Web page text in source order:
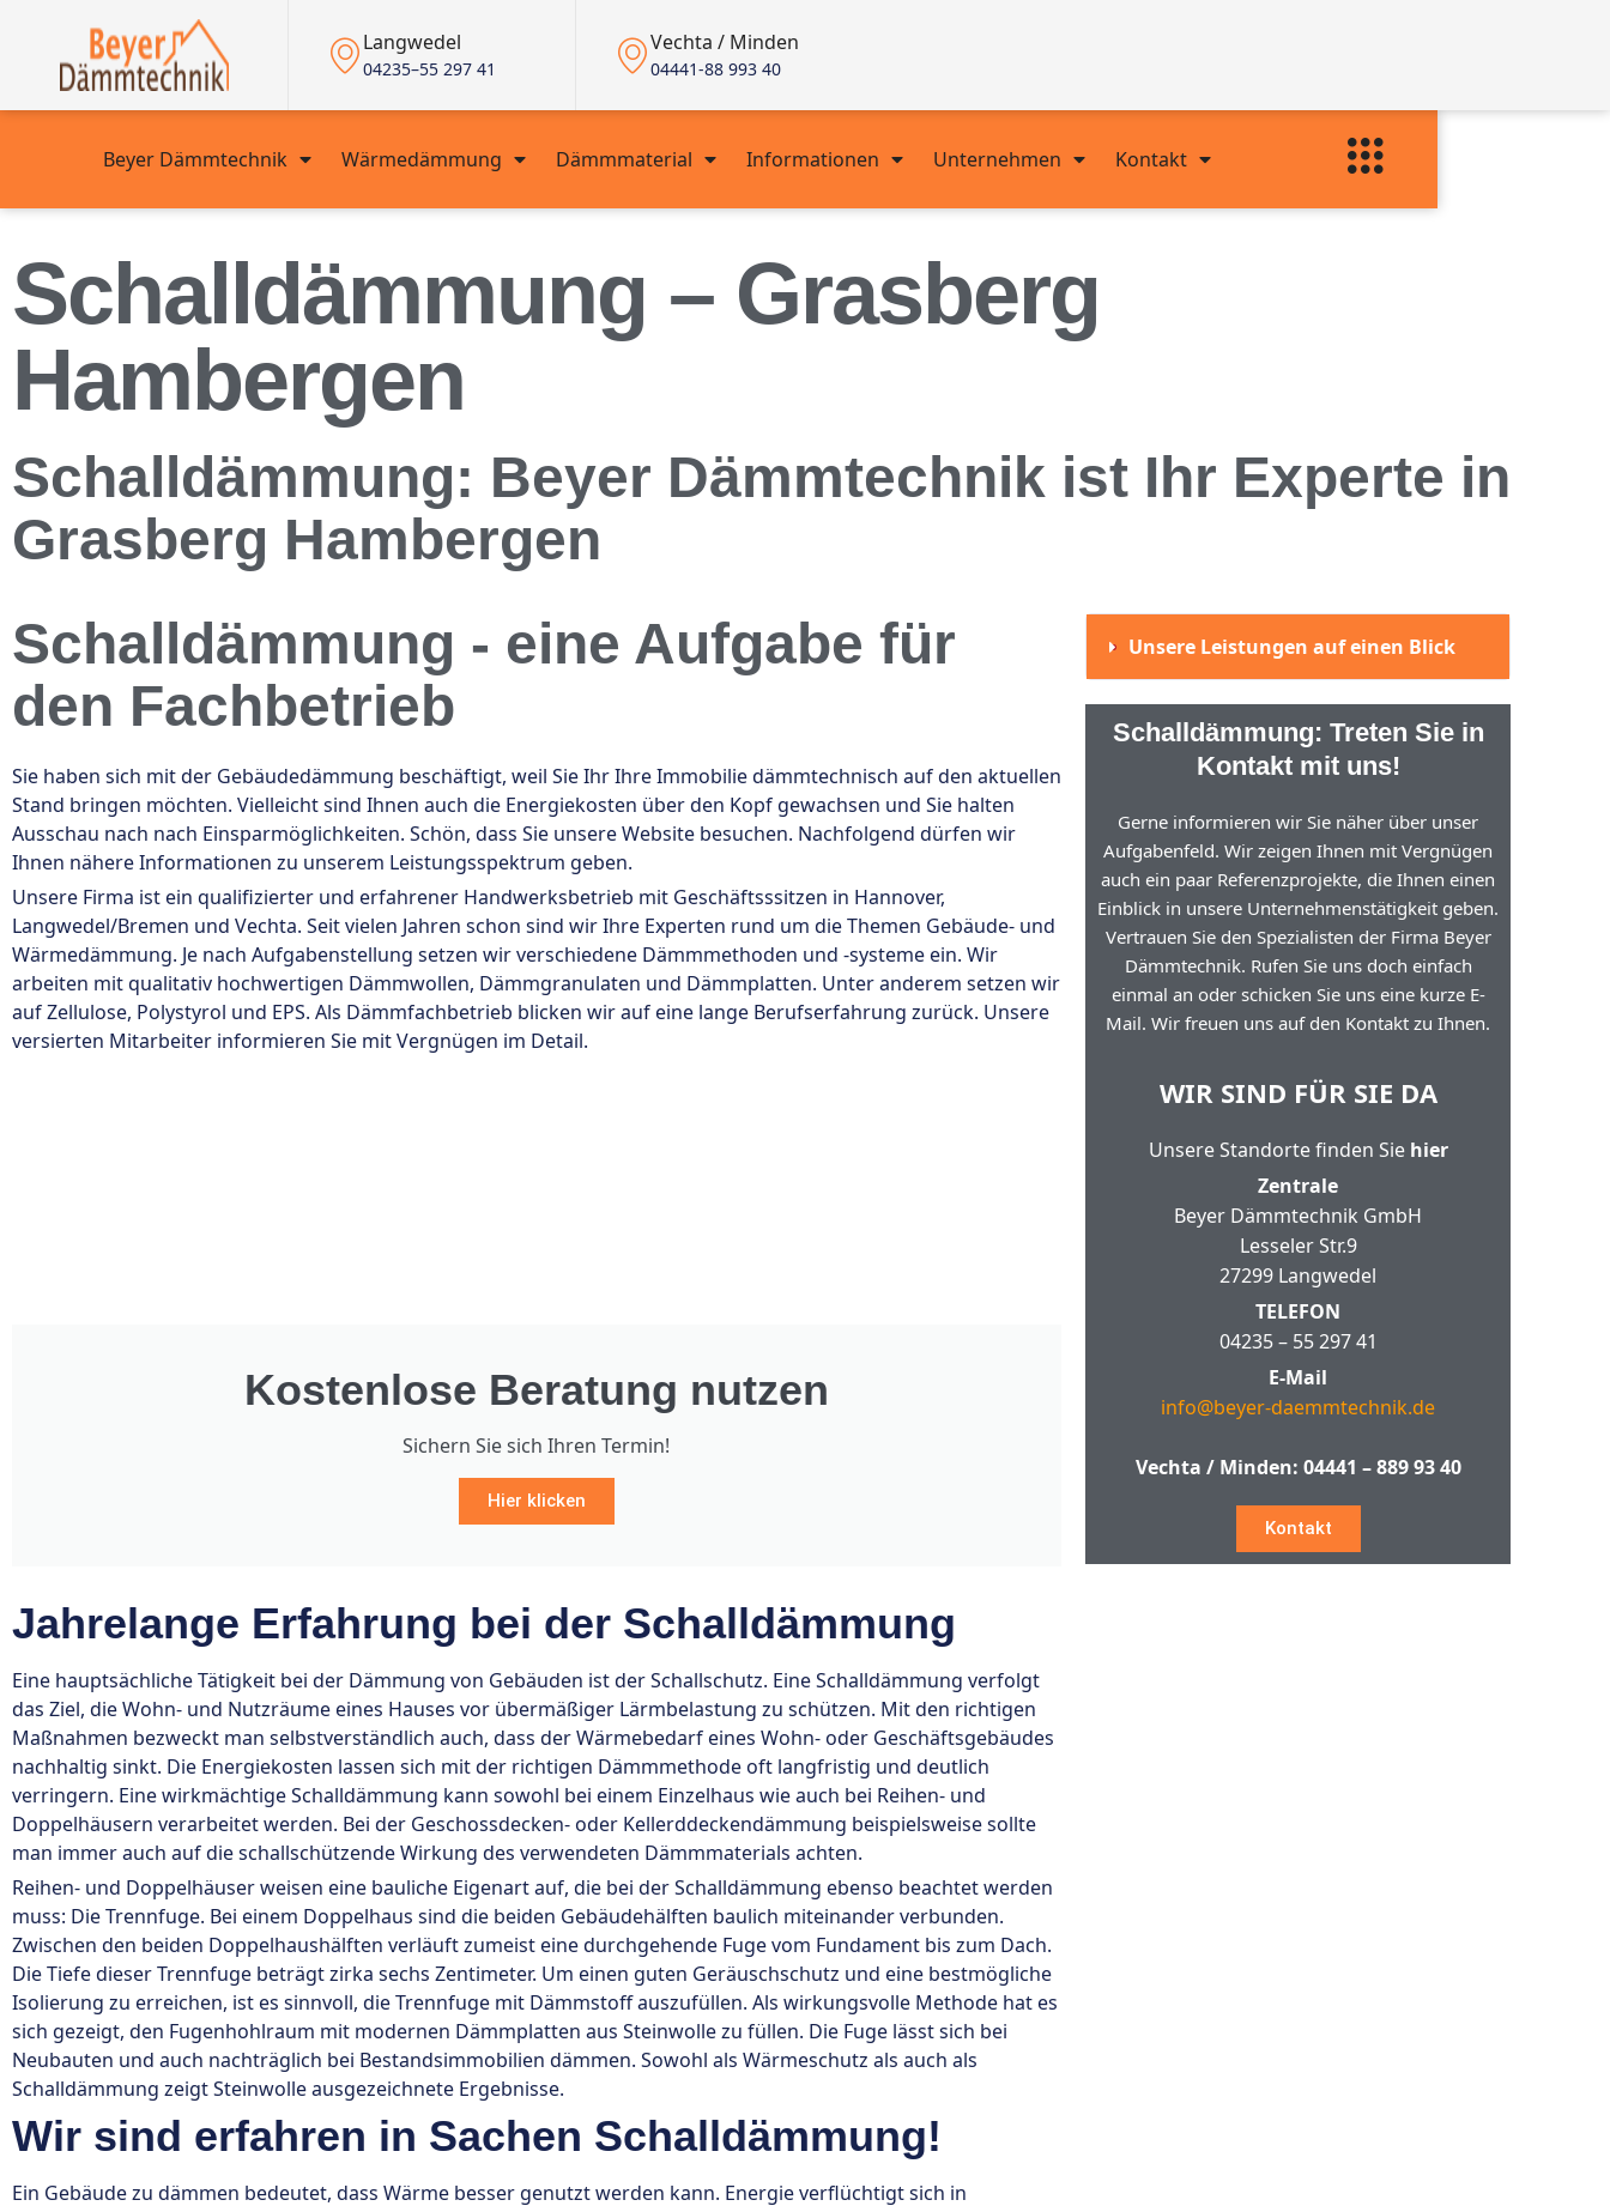
Langwedel
04235–55 297 41
Vechta / Minden
04441-88 993 40
Beyer Dämmtechnik Wärmedämmung Dämmmaterial Informationen Unternehmen Kontakt
Schalldämmung – Grasberg
Hambergen
Schalldämmung: Beyer Dämmtechnik ist Ihr Experte in
Grasberg Hambergen
Schalldämmung - eine Aufgabe für
den Fachbetrieb
Sie haben sich mit der Gebäudedämmung beschäftigt, weil Sie Ihr Ihre Immobilie dämmtechnisch auf den aktuellen
Stand bringen möchten. Vielleicht sind Ihnen auch die Energiekosten über den Kopf gewachsen und Sie halten
Ausschau nach nach Einsparmöglichkeiten. Schön, dass Sie unsere Website besuchen. Nachfolgend dürfen wir
Ihnen nähere Informationen zu unserem Leistungsspektrum geben.
Unsere Firma ist ein qualifizierter und erfahrener Handwerksbetrieb mit Geschäftsssitzen in Hannover,
Langwedel/Bremen und Vechta. Seit vielen Jahren schon sind wir Ihre Experten rund um die Themen Gebäude- und
Wärmedämmung. Je nach Aufgabenstellung setzen wir verschiedene Dämmmethoden und -systeme ein. Wir
arbeiten mit qualitativ hochwertigen Dämmwollen, Dämmgranulaten und Dämmplatten. Unter anderem setzen wir
auf Zellulose, Polystyrol und EPS. Als Dämmfachbetrieb blicken wir auf eine lange Berufserfahrung zurück. Unsere
versierten Mitarbeiter informieren Sie mit Vergnügen im Detail.
Kostenlose Beratung nutzen
Sichern Sie sich Ihren Termin!
Hier klicken
Jahrelange Erfahrung bei der Schalldämmung
Eine hauptsächliche Tätigkeit bei der Dämmung von Gebäuden ist der Schallschutz. Eine Schalldämmung verfolgt
das Ziel, die Wohn- und Nutzräume eines Hauses vor übermäßiger Lärmbelastung zu schützen. Mit den richtigen
Maßnahmen bezweckt man selbstverständlich auch, dass der Wärmebedarf eines Wohn- oder Geschäftsgebäudes
nachhaltig sinkt. Die Energiekosten lassen sich mit der richtigen Dämmmethode oft langfristig und deutlich
verringern. Eine wirkmächtige Schalldämmung kann sowohl bei einem Einzelhaus wie auch bei Reihen- und
Doppelhäusern verarbeitet werden. Bei der Geschossdecken- oder Kellerddeckendämmung beispielsweise sollte
man immer auch auf die schallschützende Wirkung des verwendeten Dämmmaterials achten.
Reihen- und Doppelhäuser weisen eine bauliche Eigenart auf, die bei der Schalldämmung ebenso beachtet werden
muss: Die Trennfuge. Bei einem Doppelhaus sind die beiden Gebäudehälften baulich miteinander verbunden.
Zwischen den beiden Doppelhaushälften verläuft zumeist eine durchgehende Fuge vom Fundament bis zum Dach.
Die Tiefe dieser Trennfuge beträgt zirka sechs Zentimeter. Um einen guten Geräuschschutz und eine bestmögliche
Isolierung zu erreichen, ist es sinnvoll, die Trennfuge mit Dämmstoff auszufüllen. Als wirkungsvolle Methode hat es
sich gezeigt, den Fugenhohlraum mit modernen Dämmplatten aus Steinwolle zu füllen. Die Fuge lässt sich bei
Neubauten und auch nachträglich bei Bestandsimmobilien dämmen. Sowohl als Wärmeschutz als auch als
Schalldämmung zeigt Steinwolle ausgezeichnete Ergebnisse.
Wir sind erfahren in Sachen Schalldämmung!
Ein Gebäude zu dämmen bedeutet, dass Wärme besser genutzt werden kann. Energie verflüchtigt sich in
Unsere Leistungen auf einen Blick
Schalldämmung: Treten Sie in
Kontakt mit uns!
Gerne informieren wir Sie näher über unser
Aufgabenfeld. Wir zeigen Ihnen mit Vergnügen
auch ein paar Referenzprojekte, die Ihnen einen
Einblick in unsere Unternehmenstätigkeit geben.
Vertrauen Sie den Spezialisten der Firma Beyer
Dämmtechnik. Rufen Sie uns doch einfach
einmal an oder schicken Sie uns eine kurze E-
Mail. Wir freuen uns auf den Kontakt zu Ihnen.
WIR SIND FÜR SIE DA
Unsere Standorte finden Sie hier
Zentrale
Beyer Dämmtechnik GmbH
Lesseler Str.9
27299 Langwedel
TELEFON
04235 – 55 297 41
E-Mail
info@beyer-daemmtechnik.de
Vechta / Minden: 04441 – 889 93 40
Kontakt